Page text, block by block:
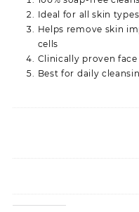
Ideal for all skin types
Helps remove skin
cells
Clinically proven face
Best for daily